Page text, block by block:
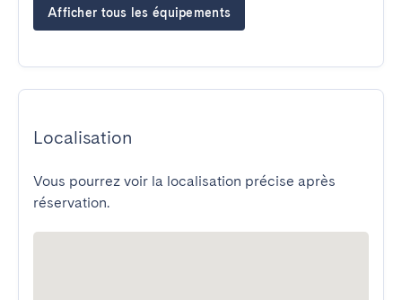
Afficher tous les équipements
Localisation
Vous pourrez voir la localisation précise après
réservation.